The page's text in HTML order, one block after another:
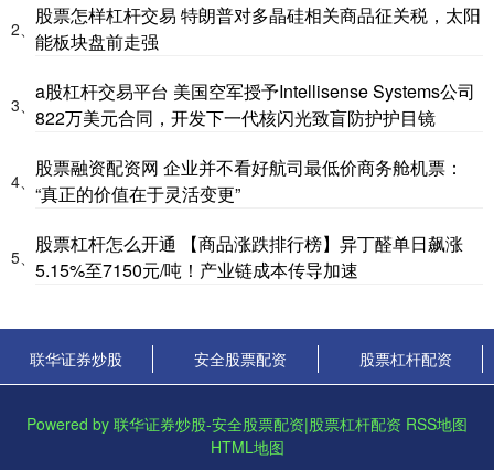
2、
股票怎样杠杆交易 特朗普对多晶硅相关商品征关税，太阳
能板块盘前走强
3、
a股杠杆交易平台 美国空军授予Intellisense Systems公司
822万美元合同，开发下一代核闪光致盲防护护目镜
4、
股票融资配资网 企业并不看好航司最低价商务舱机票：
“真正的价值在于灵活变更”
5、
股票杠杆怎么开通 【商品涨跌排行榜】异丁醛单日飙涨
5.15%至7150元/吨！产业链成本传导加速
联华证券炒股 安全股票配资 股票杠杆配资
Powered by 联华证券炒股-安全股票配资|股票杠杆配资 RSS地图
HTML地图